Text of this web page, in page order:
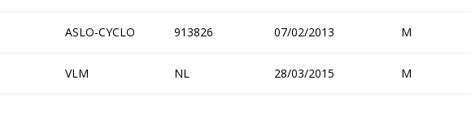
ASLO-CYCLO 913826 07/02/2013 M
VLM NL 28/03/2015 M